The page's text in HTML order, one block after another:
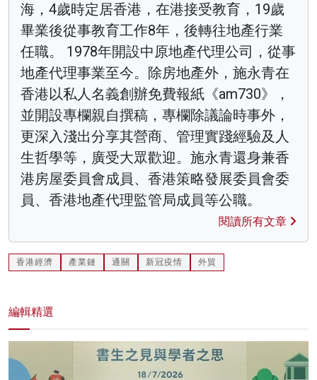
海，4歲時定居香港，在港接受教育，19歲
畢業後從事教育工作8年，後轉往地產行業
任職。 1978年開設中原地產代理公司，從事
地產代理事業至今。除房地產外，施永青在
香港以私人名義創辦免費報紙《am730》，
並開設專欄親自撰稿，專欄除議論時事外，
更深入淺出分享其營商、管理實踐經驗及人
生哲學等，廣受大眾歡迎。施永青還身兼香
港房屋委員會成員、香港策略發展委員會委
員、香港地產代理監管局成員等公職。
閱讀所有文章
香港經濟 產業鏈 通關 新冠疫情 外貿
編輯精選